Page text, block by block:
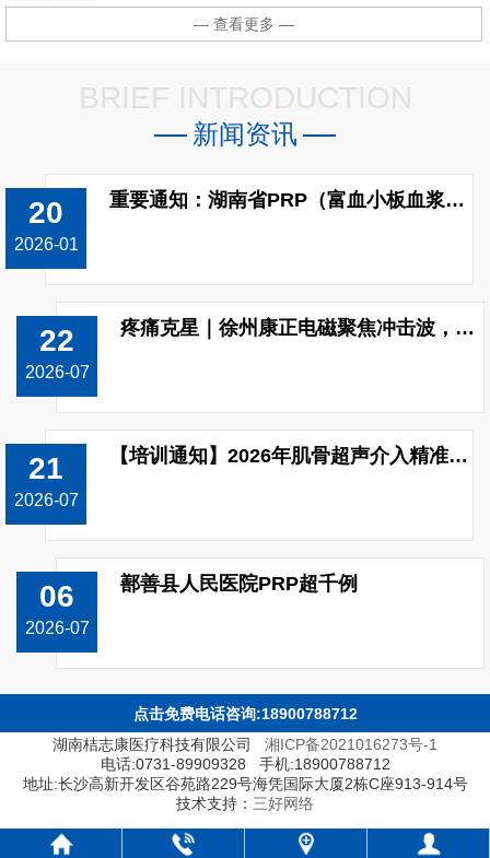
— 查看更多 —
BRIEF INTRODUCTION
新闻资讯
20
2026-01
重要通知：湖南省PRP（富血小板血浆）制备收费标准已调整!
22
2026-07
疼痛克星｜徐州康正电磁聚焦冲击波，无创修复颈肩腰腿痛
21
2026-07
【培训通知】2026年肌骨超声介入精准治疗技能（上肢关节）提升培训班开班！
06
2026-07
鄯善县人民医院PRP超千例
点击免费电话咨询:18900788712
湖南桔志康医疗科技有限公司 湘ICP备2021016273号-1
电话:0731-89909328 手机:18900788712
地址:长沙高新开发区谷苑路229号海凭国际大厦2栋C座913-914号
技术支持： 三好网络